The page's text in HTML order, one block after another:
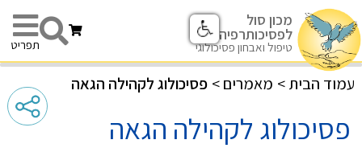
מכון סול
לפסיכותרפיה
טיפול ואבחון פסיכולוגי תפריט
פסיכולוג לקהילה הגאה > מאמרים > עמוד הבית
פסיכולוג לקהילה הגאה